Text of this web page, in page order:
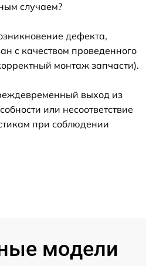
случаем?
дефекта,
с качеством проведенного
монтаж запчасти).
выход из
или несоответствие
при соблюдении
модели